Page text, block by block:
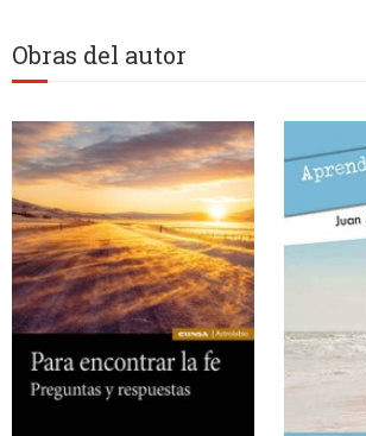
Obras del autor